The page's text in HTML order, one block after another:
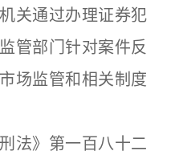
关通过办理证券犯
管部门针对案件反
场监管和相关制度
》第一百八十二